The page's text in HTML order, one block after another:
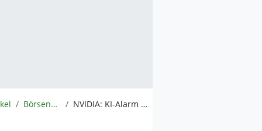
BörsenNEWS.de NVIDIA: KI-Alarm im Kanzleramt: Was Nvidia wirklich plant